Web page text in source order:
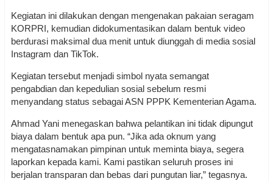
Kegiatan ini dilakukan dengan mengenakan pakaian seragam
KORPRI, kemudian didokumentasikan dalam bentuk video
berdurasi maksimal dua menit untuk diunggah di media sosial
Instagram dan TikTok.
Kegiatan tersebut menjadi simbol nyata semangat
pengabdian dan kepedulian sosial sebelum resmi
menyandang status sebagai ASN PPPK Kementerian Agama.
Ahmad Yani menegaskan bahwa pelantikan ini tidak dipungut
biaya dalam bentuk apa pun. “Jika ada oknum yang
mengatasnamakan pimpinan untuk meminta biaya, segera
laporkan kepada kami. Kami pastikan seluruh proses ini
berjalan transparan dan bebas dari pungutan liar,” tegasnya.